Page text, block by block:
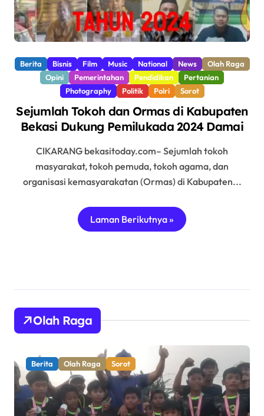
Berita Bisnis Film Music National News
Olah Raga
Opini
Pemerintahan Pendidikan
Pertanian
Photography
Politik Polri Sorot
Sejumlah Tokoh dan Ormas di Kabupaten
Bekasi Dukung Pemilukada 2024 Damai
CIKARANG bekasitoday.com– Sejumlah tokoh
masyarakat, tokoh pemuda, tokoh agama, dan
organisasi kemasyarakatan (Ormas) di Kabupaten...
Laman Berikutnya »
Olah Raga
Berita Olah Raga Pemerintahan Sorot